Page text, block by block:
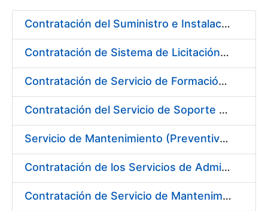
Contratación del Suministro e Instalación de un Rebobinador de Banda de Papel
Contratación de Sistema de Licitación Electrónica en la Fábrica Nacional de Moneda y Timbre-Real Casa de la Moneda
Contratación de Servicio de Formación en Idiomas
Contratación del Servicio de Soporte y Mantenimiento de Aplicaciones de Control Industrial
Servicio de Mantenimiento (Preventivo, Correctivo y Legal) de los Aparatos Elevadores de la Fábrica Nacional de Moneda y Timbre-Real Casa de la Moneda en Madrid
Contratación de los Servicios de Administración, Soporte, Mantenimiento y Help Desk de la Infraestructura de la Fábrica Nacional de Moneda y Timbre-Real Casa de la Moneda
Contratación de Servicio de Mantenimiento de Equipamiento Oracle en CERES